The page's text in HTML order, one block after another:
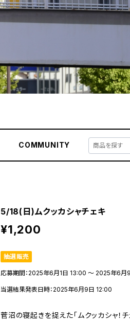
COMMUNITY
5/18(日)ムクッカシャチェキ
¥1,200
抽選販売
応募期間：2025年6月1日 13:00 〜 2025年6
当選結果発表日時：2025年6月9日 12:00
菅沼の寝起きを捉えた「ムクッカシャ！チ